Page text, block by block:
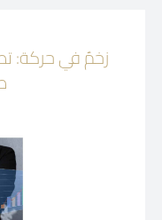
زخمٌ في حركة: